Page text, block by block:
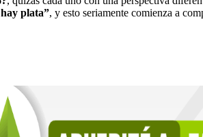
plata”, y esto seriamente comienza a